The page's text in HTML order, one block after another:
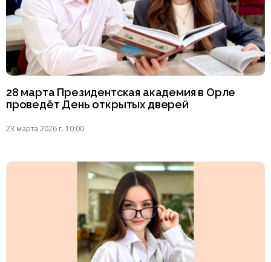
28 марта Президентская академия в Орле
проведёт День открытых дверей
23 марта 2026 г. 10:00